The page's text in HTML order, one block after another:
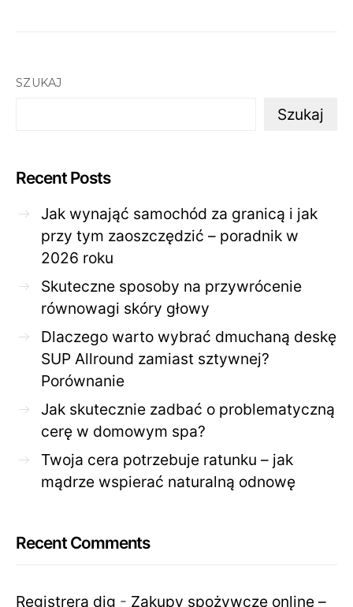
SZUKAJ
Szukaj
Recent Posts
Jak wynająć samochód za granicą i jak
przy tym zaoszczędzić – poradnik w
2026 roku
Skuteczne sposoby na przywrócenie
równowagi skóry głowy
Dlaczego warto wybrać dmuchaną deskę
SUP Allround zamiast sztywnej?
Porównanie
Jak skutecznie zadbać o problematyczną
cerę w domowym spa?
Twoja cera potrzebuje ratunku – jak
mądrze wspierać naturalną odnowę
Recent Comments
Registrera dig - Zakupy spożywcze online –